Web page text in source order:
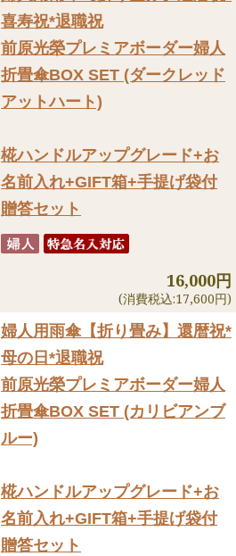
喜寿祝*退職祝
前原光榮プレミアボーダー婦人
折畳傘BOX SET (ダークレッド
アットハート)
椛ハンドルアップグレード+お
名前入れ+GIFT箱+手提げ袋付
贈答セット
16,000円
(消費税込:17,600円)
婦人用雨傘【折り畳み】 還暦祝*
母の日*退職祝
前原光榮プレミアボーダー婦人
折畳傘BOX SET (カリビアンブ
ルー)
椛ハンドルアップグレード+お
名前入れ+GIFT箱+手提げ袋付
贈答セット